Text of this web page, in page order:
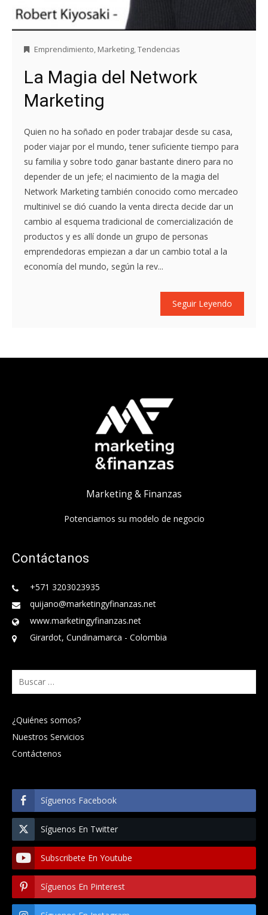
Emprendimiento, Marketing,Tendencias
La Magia del Network
Marketing
Quien no ha soñado en poder trabajar desde su casa,
poder viajar por el mundo, tener suficiente tiempo para
su familia y sobre todo ganar bastante dinero para no
depender de un jefe; el nacimiento de la magia del
Network Marketing también conocido como mercadeo
multinivel se dió cuando la venta directa decide dar un
cambio al esquema tradicional de comercialización de
productos y es allí donde un grupo de personas
emprendedoras empiezan a dar un cambio total a la
economía del mundo, según la rev...
Seguir Leyendo
Marketing & Finanzas
Potenciamos su modelo de negocio
Contáctanos
+571 3203023935
quijano@marketingyfinanzas.net
www.marketingyfinanzas.net
Girardot, Cundinamarca - Colombia
Buscar:
¿Quiénes somos?
Nuestros Servicios
Contáctenos
Síguenos Facebook
Síguenos En Twitter
Subscribete En Youtube
Síguenos En Pinterest